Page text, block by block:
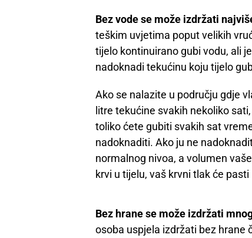
Bez vode se može izdržati
teškim uvjetima poput velikih
tijelo kontinuirano gubi vodu, ali
nadoknadi tekućinu koju tijelo
Ako se nalazite u području gdje
litre tekućine svakih nekoliko
toliko ćete gubiti svakih sat
nadoknaditi. Ako ju ne
normalnog nivoa, a volumen
krvi u tijelu, vaš krvni tlak će
Bez hrane se može izdržati
osoba uspjela izdržati bez hrane